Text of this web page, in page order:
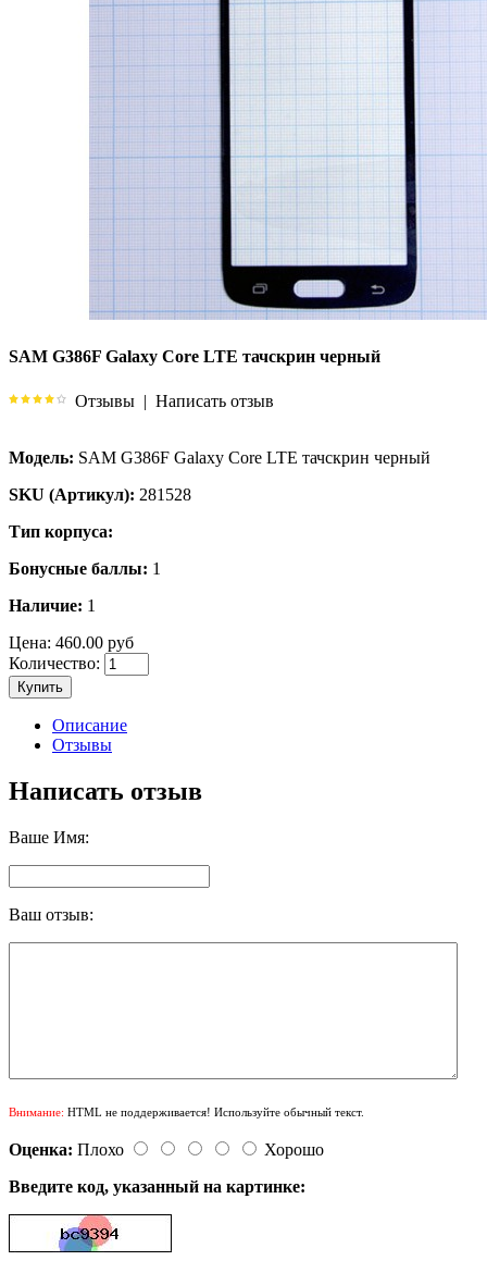
SAM G386F Galaxy Core LTE тачскрин черный
Отзывы | Написать отзыв
Модель: SAM G386F Galaxy Core LTE тачскрин черный
SKU (Артикул): 281528
Тип корпуса:
Бонусные баллы: 1
Наличие: 1
Цена: 460.00 руб
Количество:
Купить
Описание
Отзывы
Написать отзыв
Ваше Имя:
Ваш отзыв:
Внимание: HTML не поддерживается! Используйте обычный текст.
Оценка: Плохо
Хорошо
Введите код, указанный на картинке: